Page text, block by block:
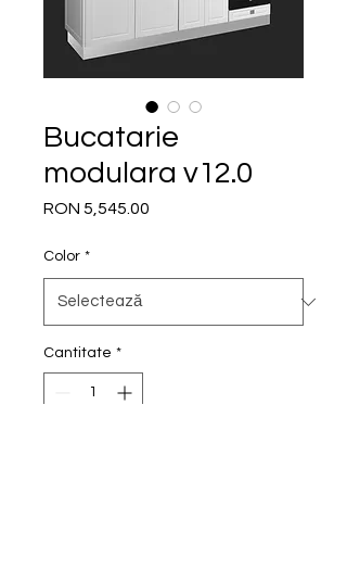
Bucatarie
modulara v12.0
RON 5,545.00
Color *
Cantitate *